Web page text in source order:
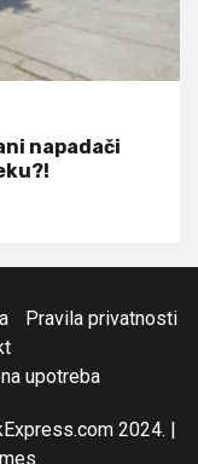
napadači
Pravila privatnosti
upotreba
2024. |